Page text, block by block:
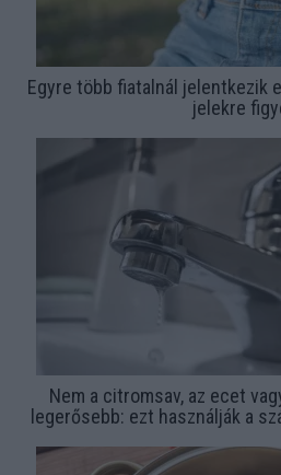
Egyre több fiatalnál jelentkezik
jelekre
Nem a citromsav, az ecet
legerősebb: ezt használják a